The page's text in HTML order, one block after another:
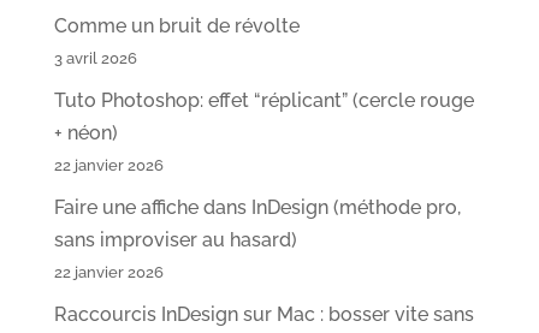
Comme un bruit de révolte
3 avril 2026
Tuto Photoshop: effet “réplicant” (cercle rouge
+ néon)
22 janvier 2026
Faire une affiche dans InDesign (méthode pro,
sans improviser au hasard)
22 janvier 2026
Raccourcis InDesign sur Mac : bosser vite sans